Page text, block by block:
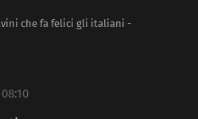
che fa felici gli italiani -